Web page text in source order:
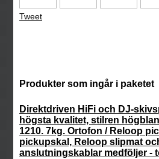
Tweet
Produkter som ingår i paketet
Direktdriven HiFi och DJ-
högsta kvalitet, stilren
1210. 7kg. Ortofon / Reloop
pickupskal, Reloop slipmat
anslutningskablar medföljer -